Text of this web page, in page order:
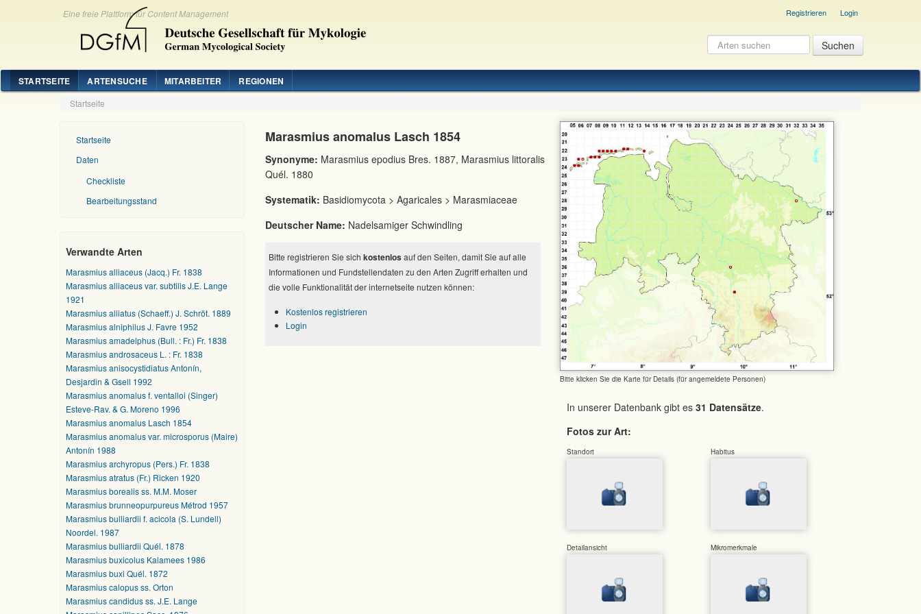
Eine freie Plattform für Content Management Registrieren Login
STARTSEITE ARTENSUCHE MITARBEITER REGIONEN
Startseite
Startseite
Daten
Checkliste
Bearbeitungsstand
Verwandte Arten
Marasmius alliaceus (Jacq.) Fr. 1838
Marasmius alliaceus var. subtilis J.E. Lange
1921
Marasmius alliatus (Schaeff.) J. Schröt. 1889
Marasmius alniphilus J. Favre 1952
Marasmius amadelphus (Bull. : Fr.) Fr. 1838
Marasmius androsaceus L. : Fr. 1838
Marasmius anisocystidiatus Antonín,
Desjardin & Gsell 1992
Marasmius anomalus f. ventalloi (Singer)
Esteve-Rav. & G. Moreno 1996
Marasmius anomalus Lasch 1854
Marasmius anomalus var. microsporus (Maire)
Antonín 1988
Marasmius archyropus (Pers.) Fr. 1838
Marasmius atratus (Fr.) Ricken 1920
Marasmius borealis ss. M.M. Moser
Marasmius brunneopurpureus Métrod 1957
Marasmius bulliardii f. acicola (S. Lundell)
Noordel. 1987
Marasmius bulliardii Quél. 1878
Marasmius buxicolus Kalamees 1986
Marasmius buxi Quél. 1872
Marasmius calopus ss. Orton
Marasmius candidus ss. J.E. Lange
Bitte klicken Sie die Karte für Details (für angemeldete Personen)
In unserer Datenbank gibt es 31 Datensätze.
Fotos zur Art:
Standort Habitus
Detailansicht Mikromerkmale
Marasmius anomalus Lasch 1854
Synonyme: Marasmius epodius Bres. 1887, Marasmius littoralis
Quél. 1880
Systematik: Basidiomycota > Agaricales > Marasmiaceae
Deutscher Name: Nadelsamiger Schwindling
Bitte registrieren Sie sich kostenlos auf den Seiten, damit Sie auf alle
Informationen und Fundstellendaten zu den Arten Zugriff erhalten und
die volle Funktionalität der internetseite nutzen können:
Kostenlos registrieren
Login